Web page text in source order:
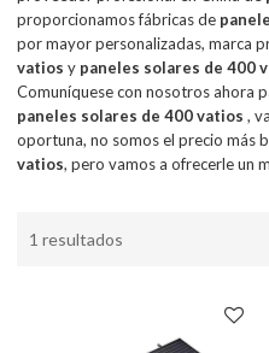
proporcionamos fábricas de
por mayor personalizadas, marca
vatios y paneles solares de 400
Comuníquese con nosotros ahora
paneles solares de 400 vatios ,
oportuna, no somos el precio más
vatios, pero vamos a ofrecerle un
1 resultados